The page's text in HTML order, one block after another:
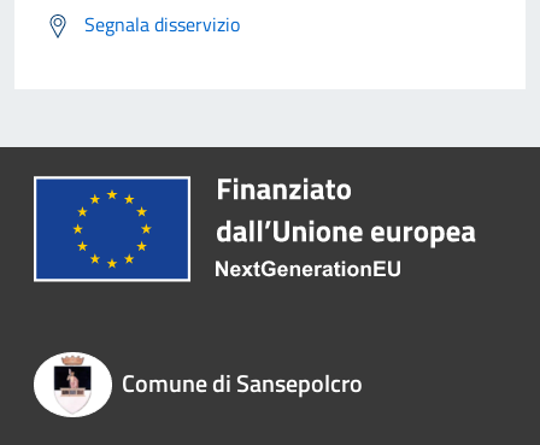
Segnala disservizio
Comune di Sansepolcro